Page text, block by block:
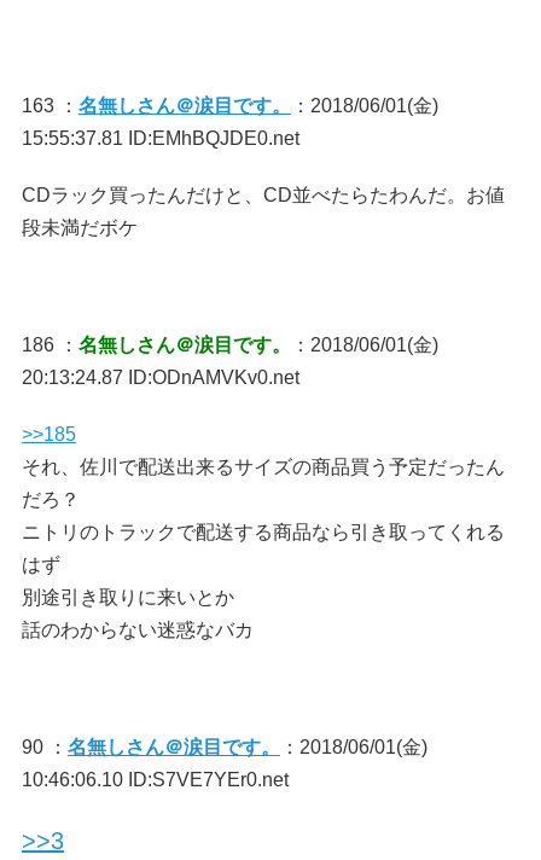
163 ： 名無しさん＠涙目です。
：2018/06/01(金)
15:55:37.81 ID:EMhBQJDE0.net
CDラック買ったんだけと、CD並べたらたわんだ。お値
段未満だボケ
186 ： 名無しさん＠涙目です。
：2018/06/01(金)
20:13:24.87 ID:ODnAMVKv0.net
>>185
それ、佐川で配送出来るサイズの商品買う予定だったん
だろ？
ニトリのトラックで配送する商品なら引き取ってくれる
はず
別途引き取りに来いとか
話のわからない迷惑なバカ
90 ： 名無しさん＠涙目です。
：2018/06/01(金)
10:46:06.10 ID:S7VE7YEr0.net
>>3